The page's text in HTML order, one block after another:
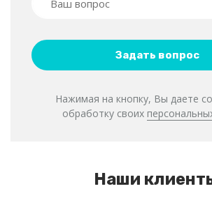
Нажимая на кнопку, Вы даете
обработку своих
Наши